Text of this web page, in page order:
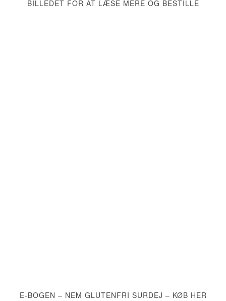
BILLEDET FOR AT LÆSE MERE OG BESTILLE
E-BOGEN – NEM GLUTENFRI SURDEJ – KØB HER